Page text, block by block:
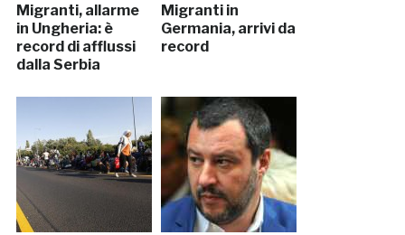
Migranti, allarme
in Ungheria: è
record di afflussi
dalla Serbia
Migranti in
Germania, arrivi da
record